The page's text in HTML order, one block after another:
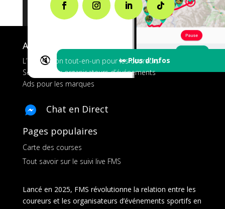
🔇 👀 Plus d'Infos
A propos de FMS
L’application tout-en-un pour les coureurs
Services aux organisateurs d’événements
Ads pour les marques
Chat en Direct
Pages populaires
Carte des courses
Tout savoir sur le suivi live FMS
Lancé en 2025, FMS révolutionne la relation entre les
coureurs et les organisateurs d’événements sportifs en